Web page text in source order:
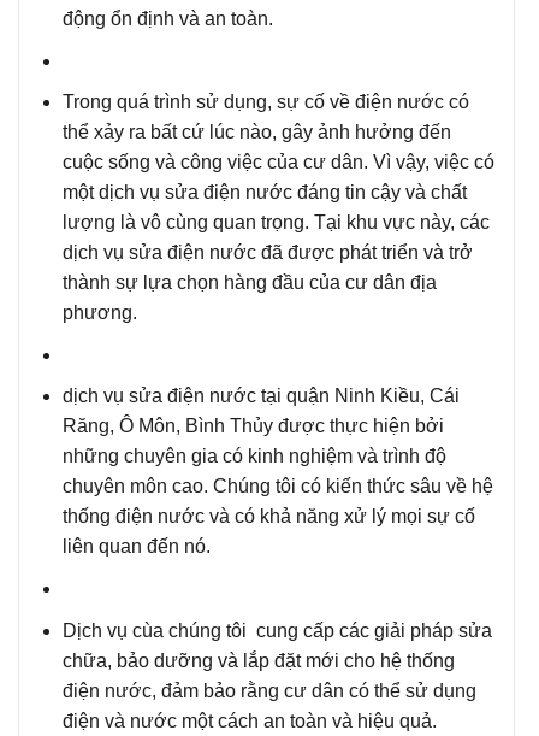
động ổn định và an toàn.
Trong quá trình sử dụng, sự cố về điện nước có
thể xảy ra bất cứ lúc nào, gây ảnh hưởng đến
cuộc sống và công việc của cư dân. Vì vậy, việc có
một dịch vụ sửa điện nước đáng tin cậy và chất
lượng là vô cùng quan trọng. Tại khu vực này, các
dịch vụ sửa điện nước đã được phát triển và trở
thành sự lựa chọn hàng đầu của cư dân địa
phương.
dịch vụ sửa điện nước tại quận Ninh Kiều, Cái
Răng, Ô Môn, Bình Thủyđược thực hiện bởi
những chuyên gia có kinh nghiệm và trình độ
chuyên môn cao. Chúng tôi có kiến thức sâu về hệ
thống điện nước và có khả năng xử lý mọi sự cố
liên quan đến nó.
Dịch vụ cùa chúng tôi cung cấp các giải pháp sửa
chữa, bảo dưỡng và lắp đặt mới cho hệ thống
điện nước, đảm bảo rằng cư dân có thể sử dụng
điện và nước một cách an toàn và hiệu quả.